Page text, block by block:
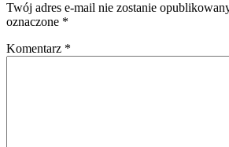
Twój adres e-mail nie zostanie
oznaczone *
Komentarz *